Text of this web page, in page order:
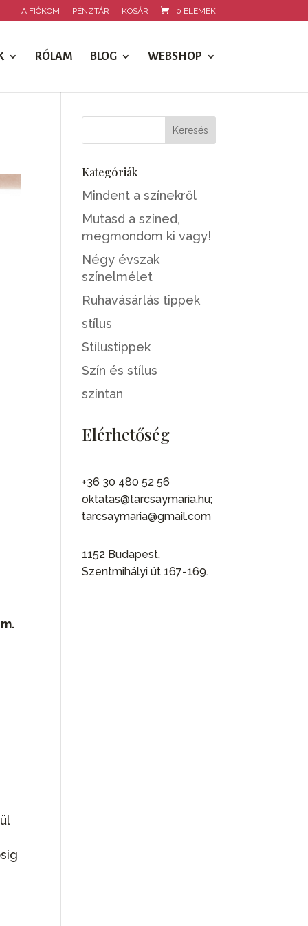
A FIÓKOM PÉNZTÁR KOSÁR 0 ELEMEK
RÓLAM BLOG WEBSHOP
Kategóriák
Mindent a színekről
Mutasd a színed,
megmondom ki vagy!
Négy évszak
színelmélet
Ruhavásárlás tippek
stílus
Stílustippek
Szín és stílus
színtan
Elérhetőség
+36 30 480 52 56
oktatas@tarcsaymaria.hu;
tarcsaymaria@gmail.com
1152 Budapest,
Szentmihályi út 167-169.